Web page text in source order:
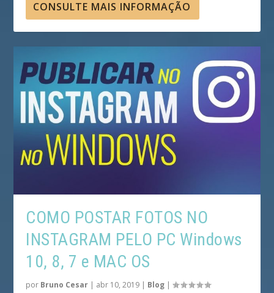
CONSULTE MAIS INFORMAÇÃO
COMO POSTAR FOTOS NO
INSTAGRAM PELO PC Windows
10, 8, 7 e MAC OS
por Bruno Cesar | abr 10, 2019 | Blog |